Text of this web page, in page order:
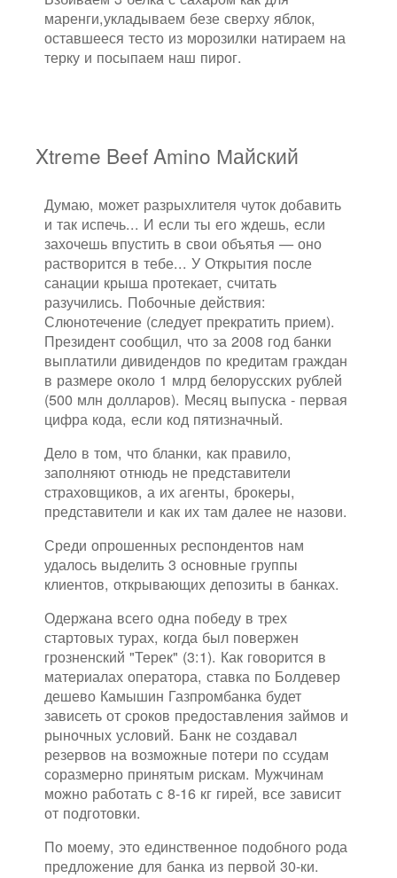
маренги,укладываем безе сверху яблок,
оставшееся тесто из морозилки натираем на
терку и посыпаем наш пирог.
Xtreme Beef Amino Майский
Думаю, может разрыхлителя чуток добавить
и так испечь... И если ты его ждешь, если
захочешь впустить в свои объятья — оно
растворится в тебе... У Открытия после
санации крыша протекает, считать
разучились. Побочные действия:
Слюнотечение (следует прекратить прием).
Президент сообщил, что за 2008 год банки
выплатили дивидендов по кредитам граждан
в размере около 1 млрд белорусских рублей
(500 млн долларов). Месяц выпуска - первая
цифра кода, если код пятизначный.
Дело в том, что бланки, как правило,
заполняют отнюдь не представители
страховщиков, а их агенты, брокеры,
представители и как их там далее не назови.
Среди опрошенных респондентов нам
удалось выделить 3 основные группы
клиентов, открывающих депозиты в банках.
Одержана всего одна победу в трех
стартовых турах, когда был повержен
грозненский "Терек" (3:1). Как говорится в
материалах оператора, ставка по Болдевер
дешево Камышин Газпромбанка будет
зависеть от сроков предоставления займов и
рыночных условий. Банк не создавал
резервов на возможные потери по ссудам
соразмерно принятым рискам. Мужчинам
можно работать с 8-16 кг гирей, все зависит
от подготовки.
По моему, это единственное подобного рода
предложение для банка из первой 30-ки.